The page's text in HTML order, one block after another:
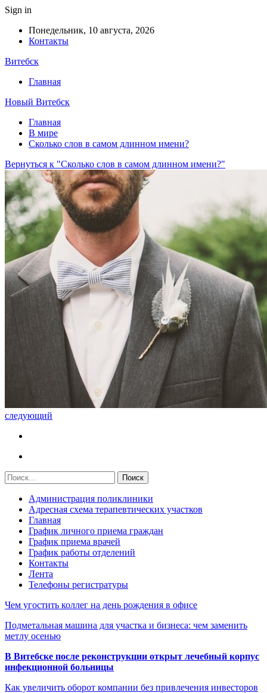
Sign in
Понедельник, 10 августа, 2026
Контакты
Витебск
Главная
Новый Витебск
Главная
В мире
Сколько слов в самом длинном имени?
Вернуться к "Сколько слов в самом длинном имени?"
следующий
Администрация поликлиники
Адресная схема терапевтических участков
Главная
График личного приема граждан
График приема врачей
График работы отделений
Контакты
Лента
Телефоны регистратуры
Чем угостить коллег на день рождения в офисе
Подметальная машина для участка и бизнеса: чем заменить
метлу осенью
В Витебске после реконструкции открыт лечебный корпус
инфекционной больницы
Как увеличить оборот компании без привлечения инвесторов